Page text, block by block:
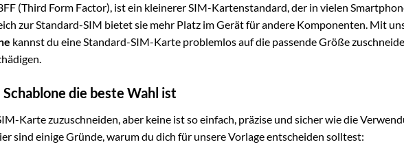
(Third Form Factor), ist ein kleinerer SIM-Kartenstandard, der in vielen
zur Standard-SIM bietet sie mehr Platz im Gerät für andere Komponenten. Mit
kannst du eine Standard-SIM-Karte problemlos auf die passende Größe
die beste Wahl ist
Karte zuzuschneiden, aber keine ist so einfach, präzise und sicher wie die
sind einige Gründe, warum du dich für unsere Vorlage entscheiden solltest: